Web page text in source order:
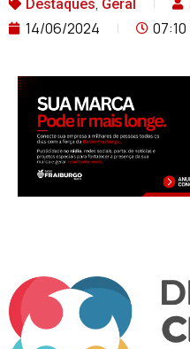
Destaques Geral
14/06/2024 07:10